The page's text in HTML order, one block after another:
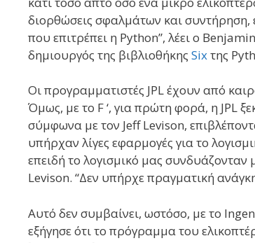
διορθώσεις σφαλμάτων και
που επιτρέπει η Python”, λέει ο
δημιουργός της βιβλιοθήκης Sixτης
Οι προγραμματιστές JPL έχουν από
Όμως, με το F ‘, για πρώτη φορά, η JPL
σύμφωνα με τον Jeff Levison,
υπήρχαν λίγες εφαρμογές για το
επειδή το λογισμικό μας συνδυάζονταν
Levison. “Δεν υπήρχε πραγματική
Αυτό δεν συμβαίνει, ωστόσο, με το
εξήγησε ότι το πρόγραμμα του